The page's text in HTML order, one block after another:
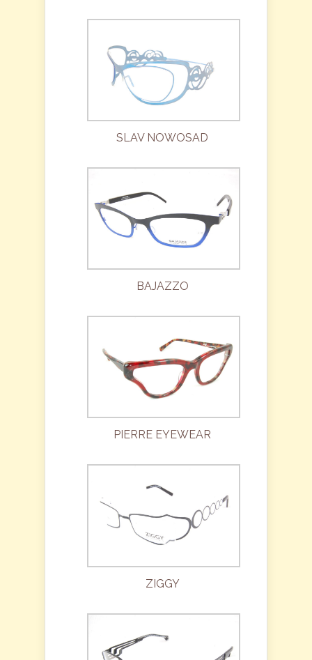
SLAV NOWOSAD
BAJAZZO
PIERRE EYEWEAR
ZIGGY